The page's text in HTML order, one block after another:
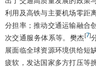
利用及高铁与主要机场零距
分担率；推动交通运输融合
次交通服务体系等。樊杰[7]
展面临全球资源环境供给短
疲软，发达国家多方打压等